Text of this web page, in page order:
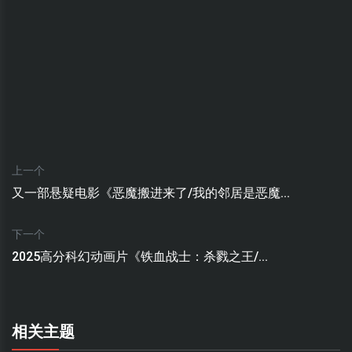
上一个
又一部悬疑电影《恶魔搬进来了/我的邻居是恶魔...
下一个
2025高分科幻动画片《铁血战士：杀戮之王/...
相关主题